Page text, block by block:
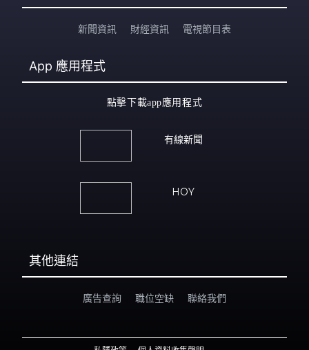
新聞資訊 財經資訊 電視節目表
App 應用程式
點擊下載app應用程式
有線新聞
HOY
其他連結
廣告查詢 職位空缺 聯絡我們